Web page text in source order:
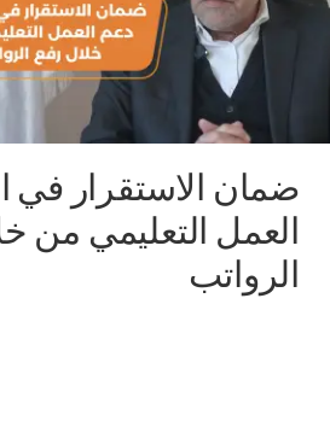
ضمان الاستقرار في
العمل التعليمي من
الرواتب